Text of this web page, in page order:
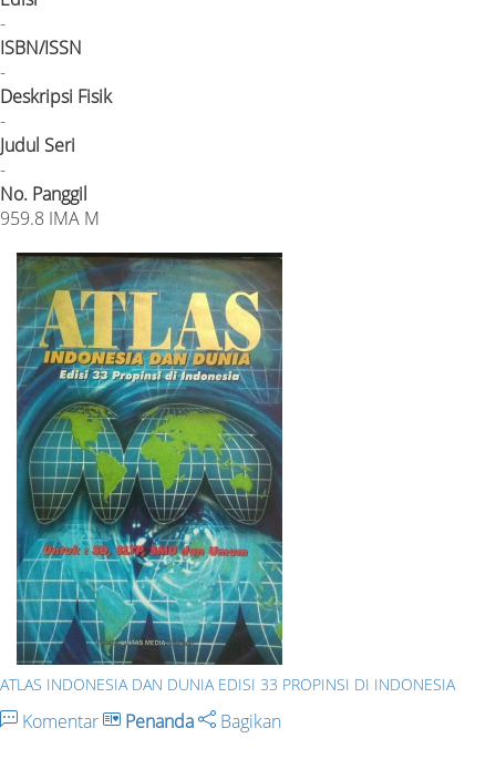
-
ISBN/ISSN
-
Deskripsi Fisik
-
Judul Seri
-
No. Panggil
959.8 IMA M
ATLAS INDONESIA DAN DUNIA EDISI 33 PROPINSI DI INDONESIA
Komentar Penanda Bagikan